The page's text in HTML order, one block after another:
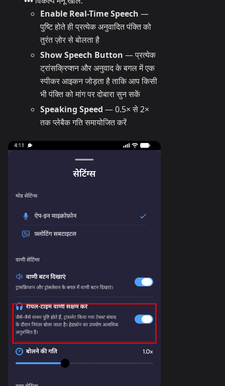
Enable Real-Time Speech —
पुष्टि होते ही प्रत्येक अनुवादित पंक्ति को
तुरंत ज़ोर से बोलता है
Show Speech Button — प्रत्येक
ट्रांसक्रिप्शन और अनुवाद के बगल में एक
स्पीकर आइकन जोड़ता है ताकि आप किसी
भी पंक्ति को मांग पर दोबारा सुन सकें
Speaking Speed — 0.5× से 2×
तक प्लेबैक गति समायोजित करें